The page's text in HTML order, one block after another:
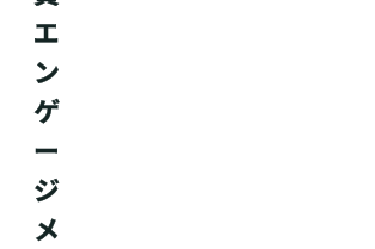
エ
ン
ゲ
ー
ジ
メ